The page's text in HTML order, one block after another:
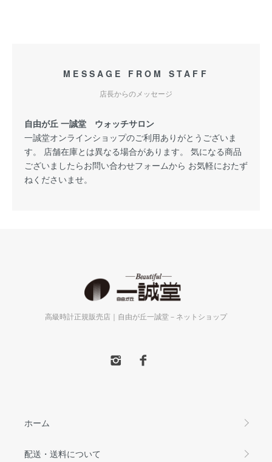
MESSAGE FROM STAFF
店長からのメッセージ
自由が丘 一誠堂 ウォッチサロン
一誠堂オンラインショップのご利用ありがとうございま
す。 店舗在庫とは異なる場合があります。 気になる商品
ございましたらお問い合わせフォームから お気軽におたず
ねくださいませ。
高級時計正規販売店｜自由が丘一誠堂－ネットショップ
ホーム
配送・送料について